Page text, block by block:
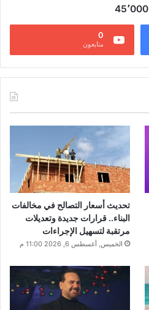
45٬000
0
متابعون
تحديث أسعار التصالح في مخالفات
البناء.. قرارات جديدة وتعديلات
مرتقبة لتسهيل الإجراءات
الخميس, أغسطس 6, 2026 11:00 م